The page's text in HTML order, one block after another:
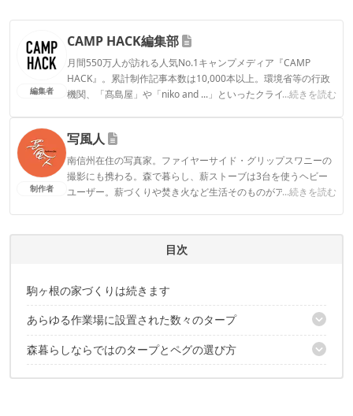
編集者
CAMP HACK編集部
月間550万人が訪れる人気No.1キャンプメディア『CAMP
HACK』。累計制作記事本数は10,000本以上。環境省等の行政
機関、「髙島屋」や「niko and ...」といったクライアントとの
...続きを読む
CAMP HACK編集部のプロフィール
制作者
写風人
南信州在住の写真家。ファイヤーサイド・グリップスワニーの
撮影にも携わる。森で暮らし、薪ストーブは3台を使うヘビー
ユーザー。薪づくりや焚き火など生活そのものがアウトドアラ
...続きを読む
目次
駒ヶ根の家づくりは続きます
あらゆる作業場に設置された数々のタープ
白樺の枝をポール代わりに
森暮らしならではのタープとペグの選び方